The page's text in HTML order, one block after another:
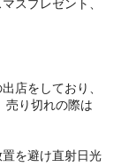
スプレゼント、
店をしており、
売り切れの際は
を避け直射日光